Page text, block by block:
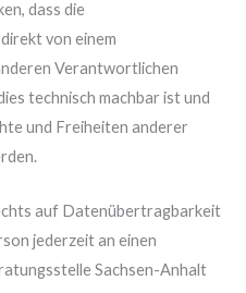
dass die
von einem
Verantwortlichen
technisch machbar ist und
und Freiheiten anderer
auf Datenübertragbarkeit
jederzeit an einen
Sachsen-Anhalt